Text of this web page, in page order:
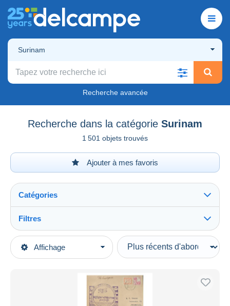
Surinam
Recherche avancée
Recherche dans la catégorie Surinam
1 501 objets trouvés
Ajouter à mes favoris
Affichage
Catégories
Catégories principales
Filtres
Types de vente
En cours
Enchères avec offres
Enchères sans offres